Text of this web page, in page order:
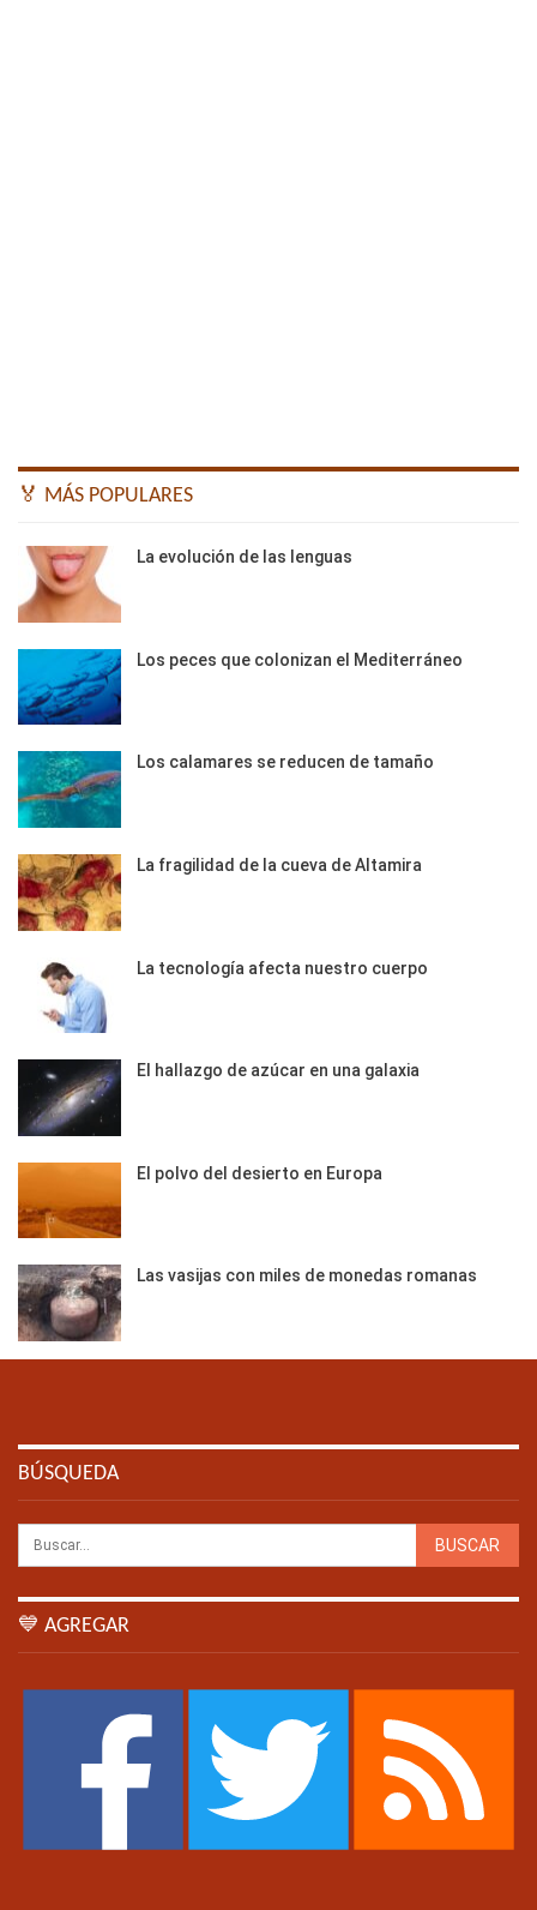
🏅 MÁS POPULARES
La evolución de las lenguas
Los peces que colonizan el Mediterráneo
Los calamares se reducen de tamaño
La fragilidad de la cueva de Altamira
La tecnología afecta nuestro cuerpo
El hallazgo de azúcar en una galaxia
El polvo del desierto en Europa
Las vasijas con miles de monedas romanas
BÚSQUEDA
💙 AGREGAR